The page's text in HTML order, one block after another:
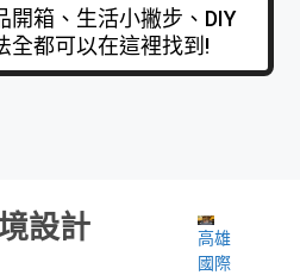
開箱、生活小撇步、DIY
全都可以在這裡找到!
設計
高雄
國際